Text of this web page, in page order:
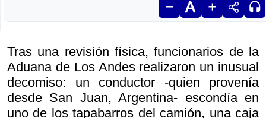
Tras una revisión física, funcionarios de la
Aduana de Los Andes realizaron un inusual
decomiso: un conductor -quien provenía
desde San Juan, Argentina- escondía en
uno de los tapabarros del camión, una caja